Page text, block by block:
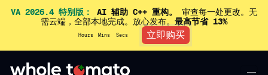
VA 2026.4 特别版： AI 辅助 C++ 重构。
审查每一处更改。无
需云端，全部本地完成。放心发布。 最高节省 13%
Hours Mins Secs 立即购买